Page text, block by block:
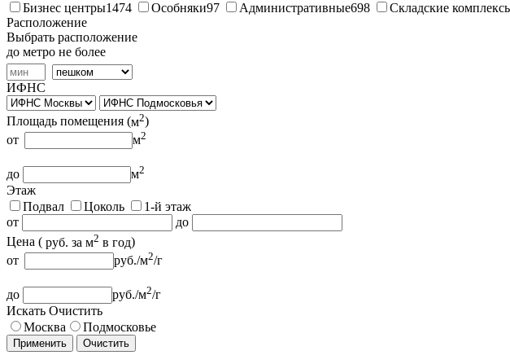
Бизнес центры1474 Особняки97 Административные698 Складские
Расположение
Выбрать расположение
до метро не более
ИФНС
Площадь помещения (м2)
от
м2
до м2
Этаж
Подвал
Цоколь
1-й этаж
от
до
Цена ( руб. за м2 в год)
от
руб./м2/г
до руб./м2/г
Искать Очистить
Москва
Подмосковье
Применить Очистить